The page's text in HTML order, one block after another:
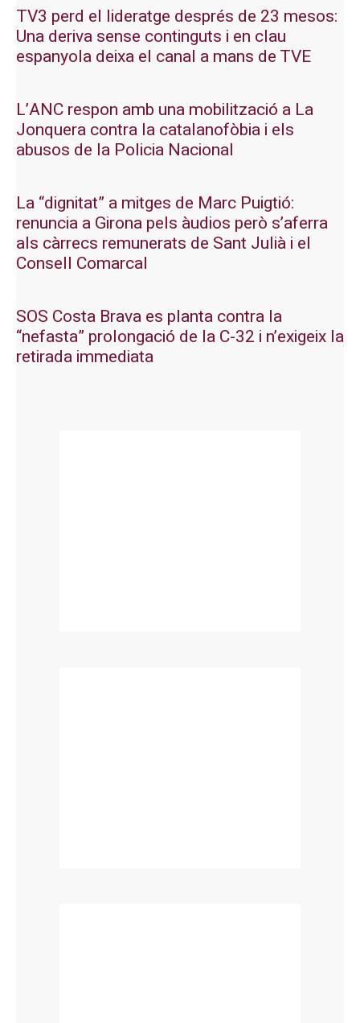
TV3 perd el lideratge després de 23 mesos:
Una deriva sense continguts i en clau
espanyola deixa el canal a mans de TVE
L’ANC respon amb una mobilització a La
Jonquera contra la catalanofòbia i els
abusos de la Policia Nacional
La “dignitat” a mitges de Marc Puigtió:
renuncia a Girona pels àudios però s’aferra
als càrrecs remunerats de Sant Julià i el
Consell Comarcal
SOS Costa Brava es planta contra la
“nefasta” prolongació de la C-32 i n’exigeix la
retirada immediata